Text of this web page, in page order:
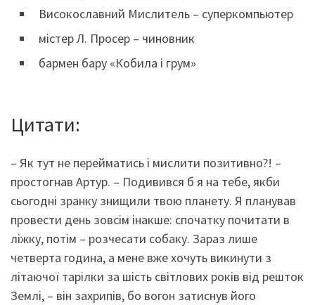
Високославний Мислитель – суперкомпьютер
містер Л. Просер – чиновник
бармен бару «Кобила і грум»
Цитати:
– Як тут не перейматись і мислити позитивно?! –
простогнав Артур. – Подивився б я на тебе, якби
сьогодні зранку знищили твою планету. Я планував
провести день зовсім інакше: спочатку почитати в
ліжку, потім – розчесати собаку. Зараз лише
четверта година, а мене вже хочуть викинути з
літаючої тарілки за шість світлових років від решток
Землі, – він захрипів, бо вогон затиснув його